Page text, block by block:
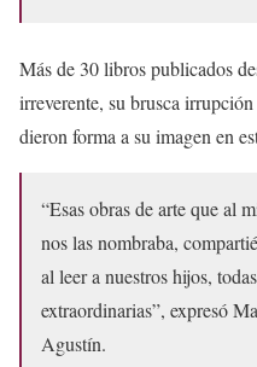
Más de 30 libros publicados
irreverente, su brusca
dieron forma a su imagen en
“Esas obras de arte que al
nos las nombraba,
al leer a nuestros hijos,
extraordinarias”, expresó
Agustín.